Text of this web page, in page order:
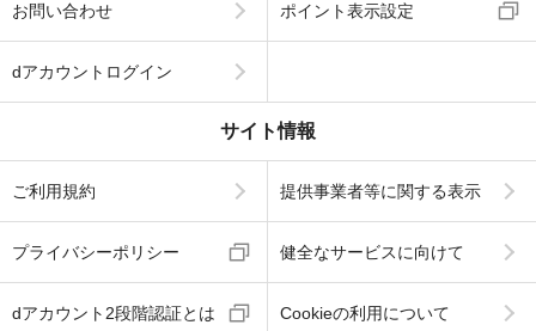
お問い合わせ ポイント表示設定
dアカウントログイン
サイト情報
ご利用規約 提供事業者等に関する表示
プライバシーポリシー 健全なサービスに向けて
dアカウント2段階認証とは Cookieの利用について